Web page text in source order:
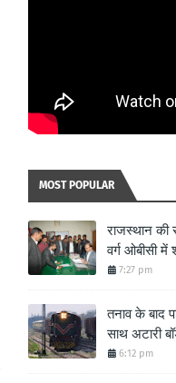
MOST POPULAR
राजस्थान की
वर्ग ओबीसी में
7:27 pm
तनाव के बाद
साथ अटारी
6:12 pm